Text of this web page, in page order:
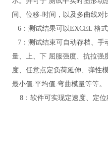
间、位移-时间，以及多曲线对
6：测试结果可以EXCEL 格
7：测试结束可自动存档、手
量、上、下 屈服强度、抗拉强
度、任意点定负荷延伸、弹性
最小值.平均值.弯曲模量等等。
8：软件可实现定速度、定